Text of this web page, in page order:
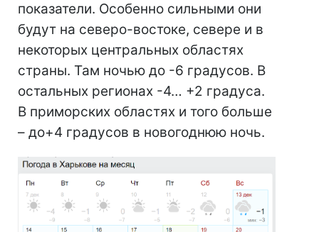
показатели. Особенно сильными они
будут на северо-востоке, севере и в
некоторых центральных областях
страны. Там ночью до -6 градусов. В
остальных регионах -4… +2 градуса.
В приморских областях и того больше
– до+4 градусов в новогоднюю ночь.